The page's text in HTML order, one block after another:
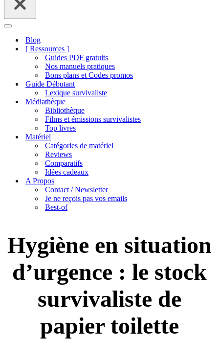
Menu
navigation
Blog
[ Ressources ]
Guides PDF gratuits
Nos manuels pratiques
Bons plans et Codes promos
Guide Débutant
Lexique survivaliste
Médiathèque
Bibliothèque
Films et émissions survivalistes
Top livres
Matériel
Catégories de matériel
Reviews
Comparatifs
Idées cadeaux
A Propos
Contact / Newsletter
Je ne reçois pas vos emails
Best-of
Hygiène en situation
d’urgence : le stock
survivaliste de
papier toilette